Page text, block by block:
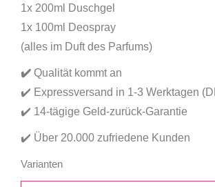
1x 200ml Duschgel
1x 100ml Deospray
(alles im Duft des Parfums)
✔ Qualität kommt an
✔️ Expressversand in 1-3 Werktagen
✔️ 14-tägige Geld-zurück-Garantie
✔️ Über 20.000 zufriedene Kunden
Varianten